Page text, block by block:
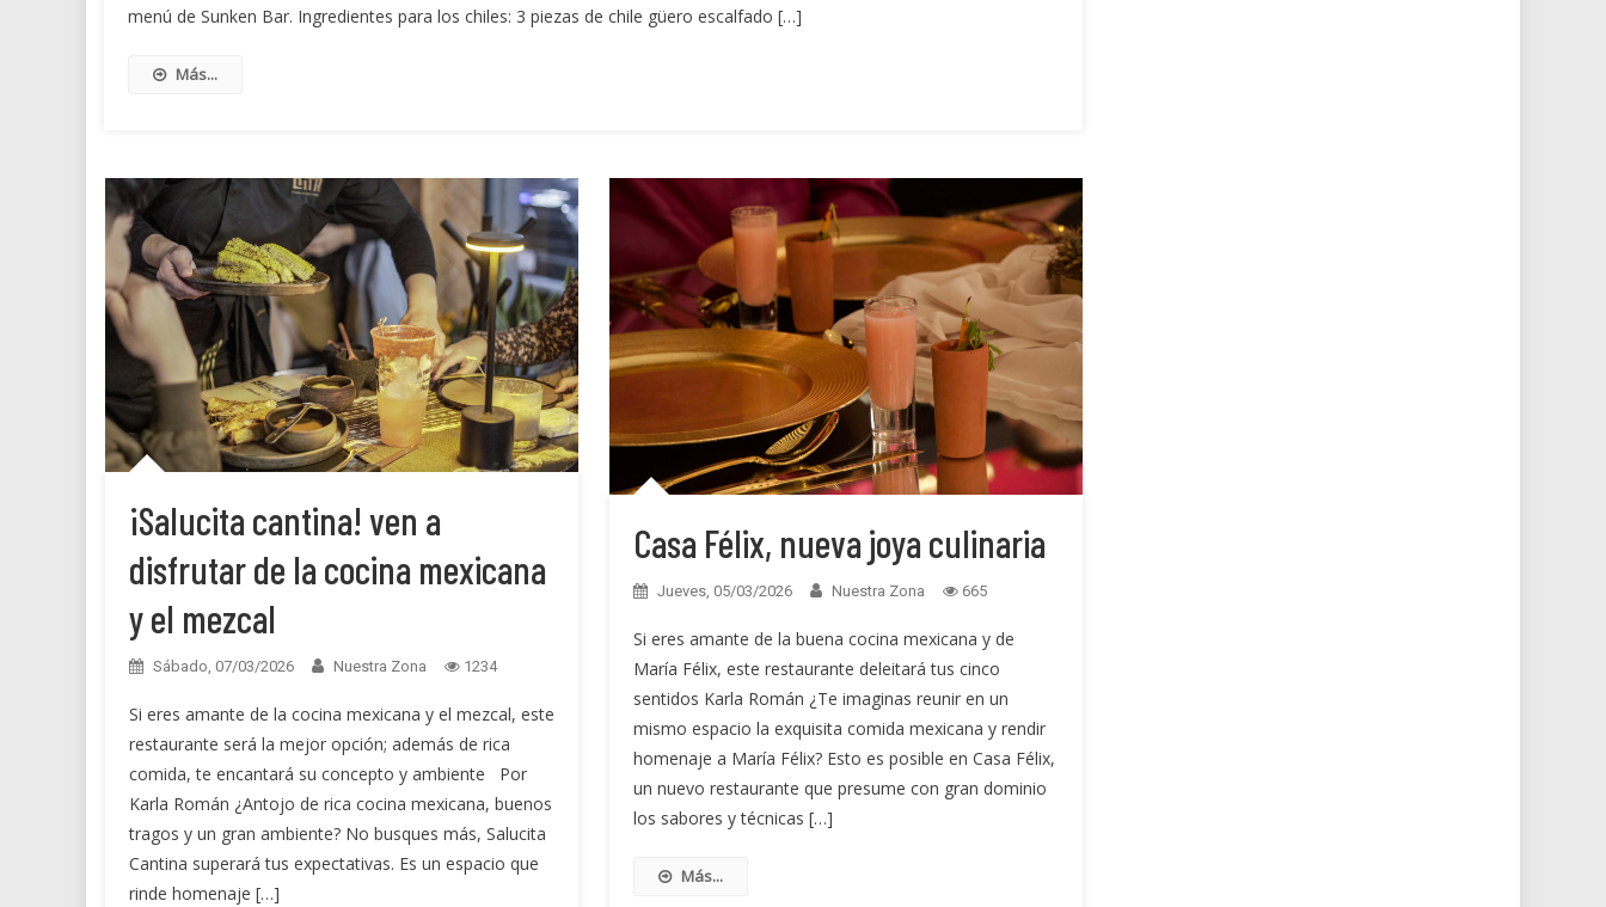
menú de Sunken Bar. Ingredientes para los chiles: 3 piezas de chile güero escalfado […]
Más...
¡Salucita cantina! ven a
disfrutar de la cocina mexicana
y el mezcal
Sábado, 07/03/2026 Nuestra Zona 1234
Si eres amante de la cocina mexicana y el mezcal, este
restaurante será la mejor opción; además de rica
comida, te encantará su concepto y ambiente Por
Karla Román ¿Antojo de rica cocina mexicana, buenos
tragos y un gran ambiente? No busques más, Salucita
Cantina superará tus expectativas. Es un espacio que
rinde homenaje […]
Casa Félix, nueva joya culinaria
Jueves, 05/03/2026 Nuestra Zona 665
Si eres amante de la buena cocina mexicana y de
María Félix, este restaurante deleitará tus cinco
sentidos Karla Román ¿Te imaginas reunir en un
mismo espacio la exquisita comida mexicana y rendir
homenaje a María Félix? Esto es posible en Casa Félix,
un nuevo restaurante que presume con gran dominio
los sabores y técnicas […]
Más...